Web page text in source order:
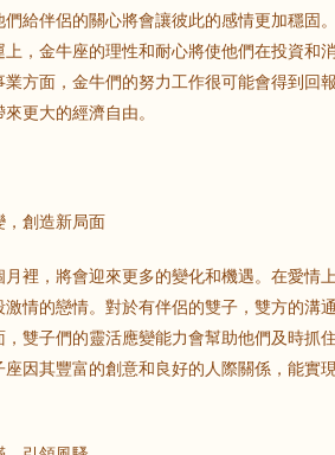
給伴侶的關心將會讓彼此的感情更加穩固
，金牛座的理性和耐心將使他們在投資和
業方面，金牛們的努力工作很可能會得到回
更大的經濟自由。
，創造新局面
裡，將會迎來更多的變化和機遇。在愛情
情的戀情。對於有伴侶的雙子，雙方的溝
，雙子們的靈活應變能力會幫助他們及時抓
因其豐富的創意和良好的人際關係，能實